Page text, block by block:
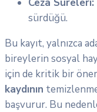
sürdüğü.
Bu kayıt, yalnızca
bireylerin sosyal
için de kritik bir
kaydının
başvurur. Bu